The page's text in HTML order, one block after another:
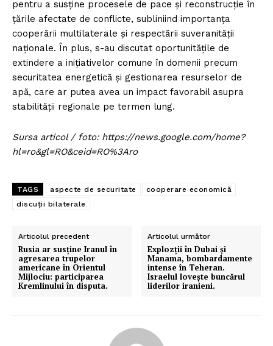
pentru a susține procesele de pace și reconstrucție în
țările afectate de conflicte, subliniind importanța
cooperării multilaterale și respectării suveranității
naționale. În plus, s-au discutat oportunitățile de
extindere a inițiativelor comune în domenii precum
securitatea energetică și gestionarea resurselor de
apă, care ar putea avea un impact favorabil asupra
stabilității regionale pe termen lung.
Sursa articol / foto: https://news.google.com/home?
hl=ro&gl=RO&ceid=RO%3Aro
TAGS aspecte de securitate
cooperare economică
discuții bilaterale
Articolul precedent
Rusia ar susține Iranul în
agresarea trupelor
americane în Orientul
Mijlociu: participarea
Kremlinului în disputa.
Articolul următor
Explozții în Dubai și
Manama, bombardamente
intense în Teheran.
Israelul lovește buncărul
liderilor iranieni.